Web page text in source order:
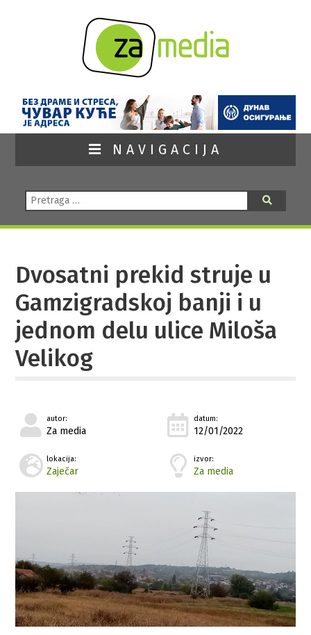
NAVIGACIJA
Pretraga:
Dvosatni prekid struje u
Gamzigradskoj banji i u
jednom delu ulice Miloša
Velikog
autor:
Za media
datum:
12/01/2022
lokacija:
Zaječar
izvor:
Za media